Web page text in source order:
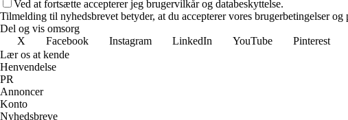
Ved at fortsætte accepterer jeg brugervilkår og databeskyttelse.
Tilmelding til nyhedsbrevet betyder, at du accepterer vores brugerbetingelser
Del og vis omsorg
X
Facebook Instagram LinkedIn YouTube Pinterest
Lær os at kende
Henvendelse
PR
Annoncer
Konto
Nyhedsbreve